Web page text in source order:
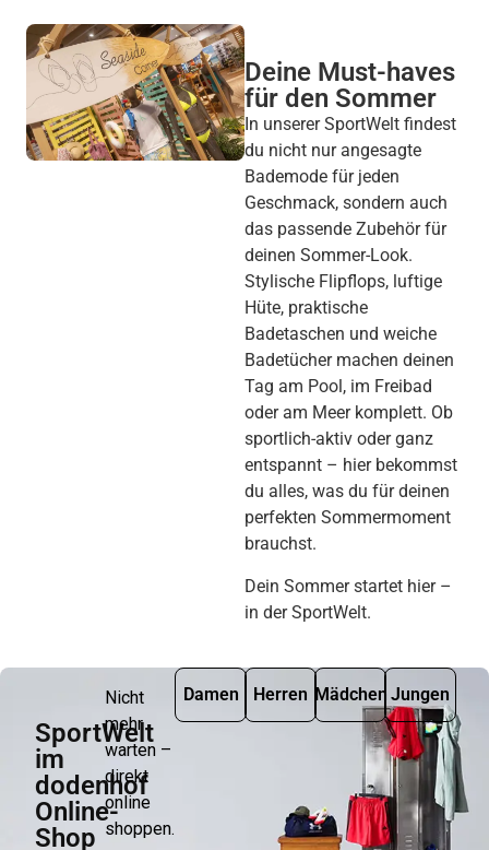
Deine Must-haves
für den Sommer
In unserer SportWelt findest
du nicht nur angesagte
Bademode für jeden
Geschmack, sondern auch
das passende Zubehör für
deinen Sommer-Look.
Stylische Flipflops, luftige
Hüte, praktische
Badetaschen und weiche
Badetücher machen deinen
Tag am Pool, im Freibad
oder am Meer komplett. Ob
sportlich-aktiv oder ganz
entspannt – hier bekommst
du alles, was du für deinen
perfekten Sommermoment
brauchst.
Dein Sommer startet hier –
in der SportWelt.
SportWelt
im
dodenhof
Online-
Shop
Nicht
mehr
warten –
direkt
online
shoppen.
Damen Herren Mädchen Jungen